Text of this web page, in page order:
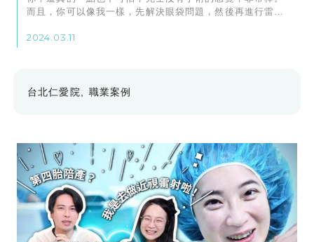
而且，你可以像我一樣，先解決眼袋問題，然後再進行雷射
美。
2024.03.11
台北仁愛院 職業案例